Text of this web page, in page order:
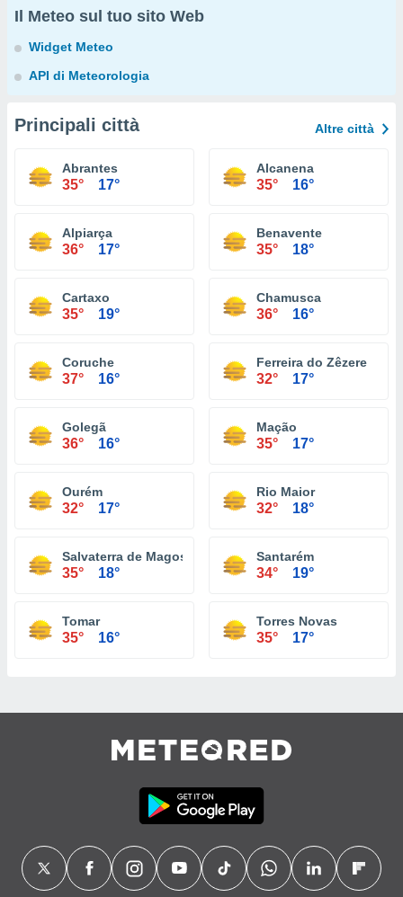
Il Meteo sul tuo sito Web
Widget Meteo
API di Meteorologia
Principali città Altre città
Abrantes
35° 17°
Alcanena
35° 16°
Alpiarça
36° 17°
Benavente
35° 18°
Cartaxo
35° 19°
Chamusca
36° 16°
Coruche
37° 16°
Ferreira do Zêzere
32° 17°
Golegã
36° 16°
Mação
35° 17°
Ourém
32° 17°
Rio Maior
32° 18°
Salvaterra de Magos
35° 18°
Santarém
34° 19°
Tomar
35° 16°
Torres Novas
35° 17°